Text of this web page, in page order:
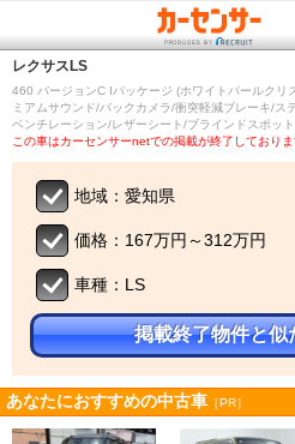
レクサス LS
460 バージョンC Iパッケージ (ホワイトパールクリ
ミアムサウンド/バックカメラ/衝突軽減ブレーキ/ス
ベンチレーション/レザーシート/ブラインドスポッ
この車はカーセンサーnetでの掲載が終了しておりま
地域：愛知県
価格：167万円～312万円
車種：LS
掲載終了物件と似
あなたにおすすめの中古車 ［PR］